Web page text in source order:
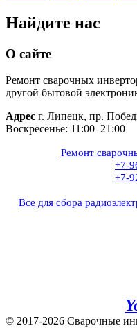
Найдите нас
О сайте
Ремонт сварочных
другой бытовой
Адрес г. Липецк, пр.
Воскресенье: 11:00–21:00
Ремонт
+7-
+7-
Все для сбора
© 2017-2026 Сварочные